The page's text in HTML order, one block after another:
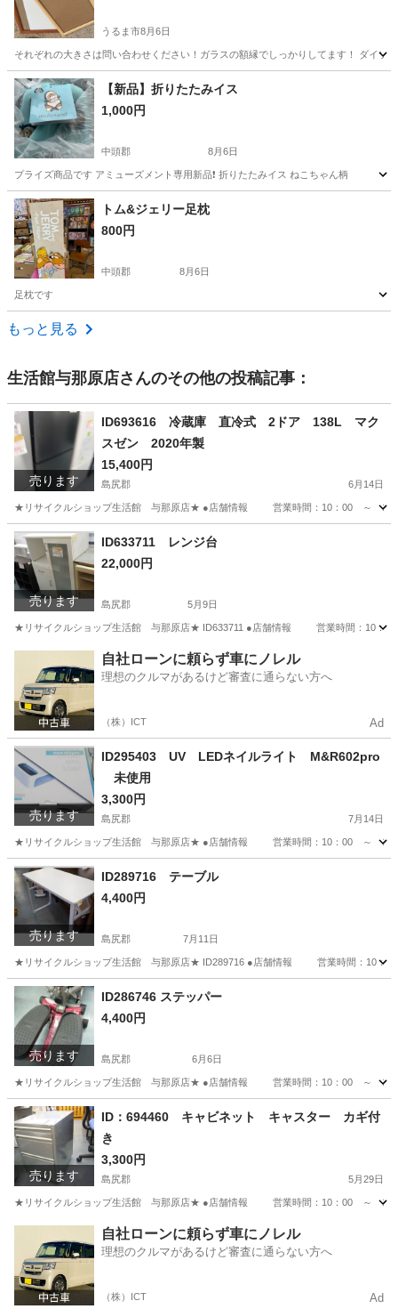
うるま市8月6日
それぞれの大きさは問い合わせください！ガラスの額縁でしっかりしてます！ ダイ
沖縄 うるま市 インテリア雑貨/小物
【新品】折りたたみイス
1,000円
中頭郡 8月6日
プライズ商品です アミューズメント専用新品❗️ 折りたたみイス ねこちゃん柄
沖縄 中頭郡 椅子 イス
トム&ジェリー足枕
800円
中頭郡 8月6日
足枕です
沖縄 中頭郡
もっと見る
生活館与那原店さんのその他の投稿記事：
売ります
ID693616 冷蔵庫 直冷式 2ドア 138L マク
スゼン 2020年製
15,400円
島尻郡 6月14日
★リサイクルショップ生活館 与那原店★ ●店舗情報 営業時間：10：00 ～ 19
沖縄 島尻郡 商品
売ります
ID633711 レンジ台
22,000円
島尻郡 5月9日
★リサイクルショップ生活館 与那原店★ ID633711 ●店舗情報 営業時間：10：
収納家具
自社ローンに頼らず車にノレル
理想のクルマがあるけど審査に通らない方へ
（株）ICT Ad
売ります
ID295403 UV LEDネイルライト M&R602pro
未使用
3,300円
島尻郡 7月14日
★リサイクルショップ生活館 与那原店★ ●店舗情報 営業時間：10：00 ～ 19
沖縄 島尻郡 ネイルライト
売ります
ID289716 テーブル
4,400円
島尻郡 7月11日
★リサイクルショップ生活館 与那原店★ ID289716 ●店舗情報 営業時間：10：
沖縄 島尻郡
売ります
ID286746 ステッパー
4,400円
島尻郡 6月6日
★リサイクルショップ生活館 与那原店★ ●店舗情報 営業時間：10：00 ～ 19
沖縄 島尻郡
売ります
ID：694460 キャビネット キャスター カギ付
き
3,300円
島尻郡 5月29日
★リサイクルショップ生活館 与那原店★ ●店舗情報 営業時間：10：00 ～ 19
収納家具 商品
自社ローンに頼らず車にノレル
理想のクルマがあるけど審査に通らない方へ
（株）ICT Ad